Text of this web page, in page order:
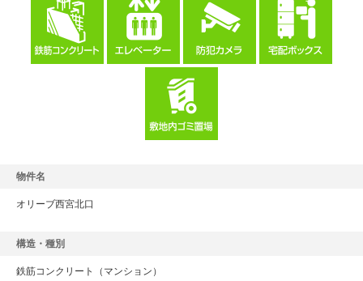
物件名
オリーブ西宮北口
構造・種別
鉄筋コンクリート （マンション）